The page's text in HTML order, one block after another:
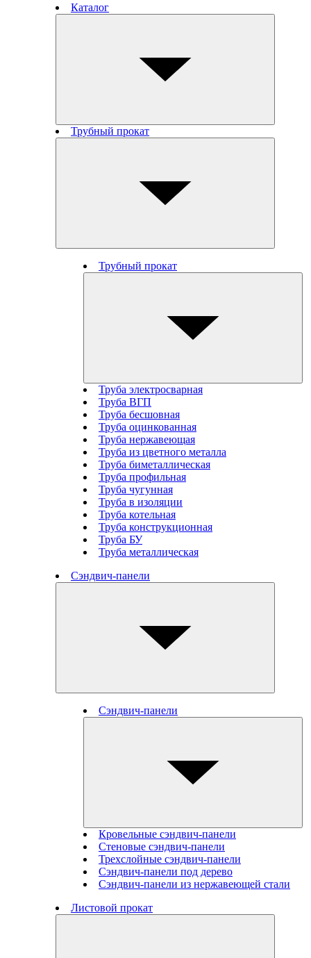
Каталог
Трубный прокат
Трубный прокат
Труба электросварная
Труба ВГП
Труба бесшовная
Труба оцинкованная
Труба нержавеющая
Труба из цветного металла
Труба биметаллическая
Труба профильная
Труба чугунная
Труба в изоляции
Труба котельная
Труба конструкционная
Труба БУ
Труба металлическая
Сэндвич-панели
Сэндвич-панели
Кровельные сэндвич-панели
Стеновые cэндвич-панели
Трехслойные сэндвич-панели
Сэндвич-панели под дерево
Сэндвич-панели из нержавеющей стали
Листовой прокат